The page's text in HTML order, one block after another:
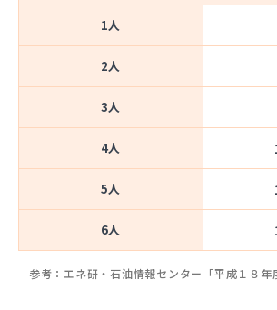
1人
2人
3人
4人
5人
6人
参考：エネ研・石油情報センター「平成１８年